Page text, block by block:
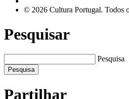
© 2026 Cultura Portugal. Todos
Pesquisar
Pesquisa
Pesquisa
Partilhar